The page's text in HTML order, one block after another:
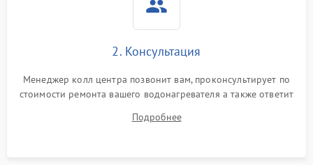
2. Консультация
Менеджер колл центра позвонит вам, проконсультирует по
стоимости ремонта вашего водонагревателя а также ответит
Подробнее